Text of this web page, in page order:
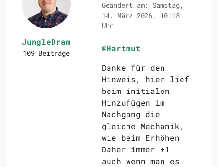
JungleDram
109 Beiträge
Geändert am: Samstag,
14. März 2026, 10:18
Uhr
@Hartmut
Danke für den
Hinweis, hier lief
beim initialen
Hinzufügen im
Nachgang die
gleiche Mechanik,
wie beim Erhöhen.
Daher immer +1
auch wenn man es